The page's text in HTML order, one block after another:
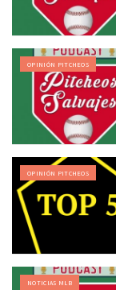
OPINIÓN PITCHEOS
OPINIÓN PITCHEOS
NOTICIAS MLB